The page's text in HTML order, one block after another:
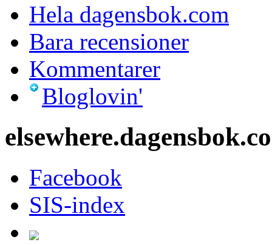
Hela dagensbok.com
Bara recensioner
Kommentarer
Bloglovin'
Facebook
SIS-index